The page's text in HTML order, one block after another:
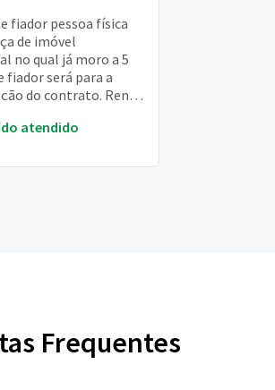
fiador pessoa física
de imóvel
no qual já moro a 5
fiador será para a
do contrato. Renda
atendido
Frequentes